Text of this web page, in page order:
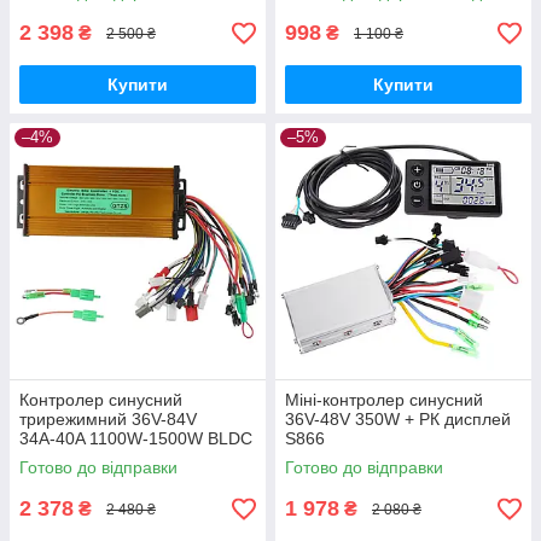
2 398 ₴ 2 500 ₴
Купити
998 ₴ 1 100 ₴
Купити
–4%
Контролер синусний
трирежимний 36V-84V
34А-40A 1100W-1500W BLDC
Готово до відправки
2 378 ₴ 2 480 ₴
–5%
Міні-контролер синусний
36V-48V 350W + РК дисплей
S866
Готово до відправки
1 978 ₴ 2 080 ₴